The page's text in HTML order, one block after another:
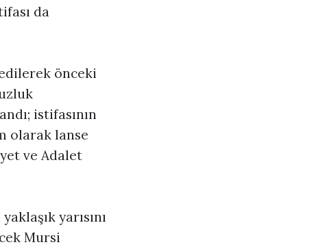
da
önceki
istifasının
olarak lanse
ve Adalet
yarısını
Mursi